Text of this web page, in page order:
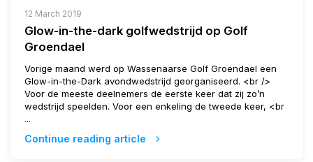
12 March 2019
Glow-in-the-dark golfwedstrijd op Golf
Groendael
Vorige maand werd op Wassenaarse Golf Groendael een
Glow-in-the-Dark avondwedstrijd georganiseerd. <br />
Voor de meeste deelnemers de eerste keer dat zij zo’n
wedstrijd speelden. Voor een enkeling de tweede keer, <br
...
Continue reading article